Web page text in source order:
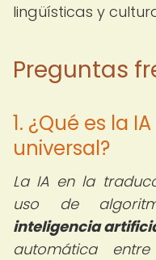
lingüísticas y
Preguntas
1. ¿Qué es la
universal?
La IA en la
uso de
inteligencia
automática